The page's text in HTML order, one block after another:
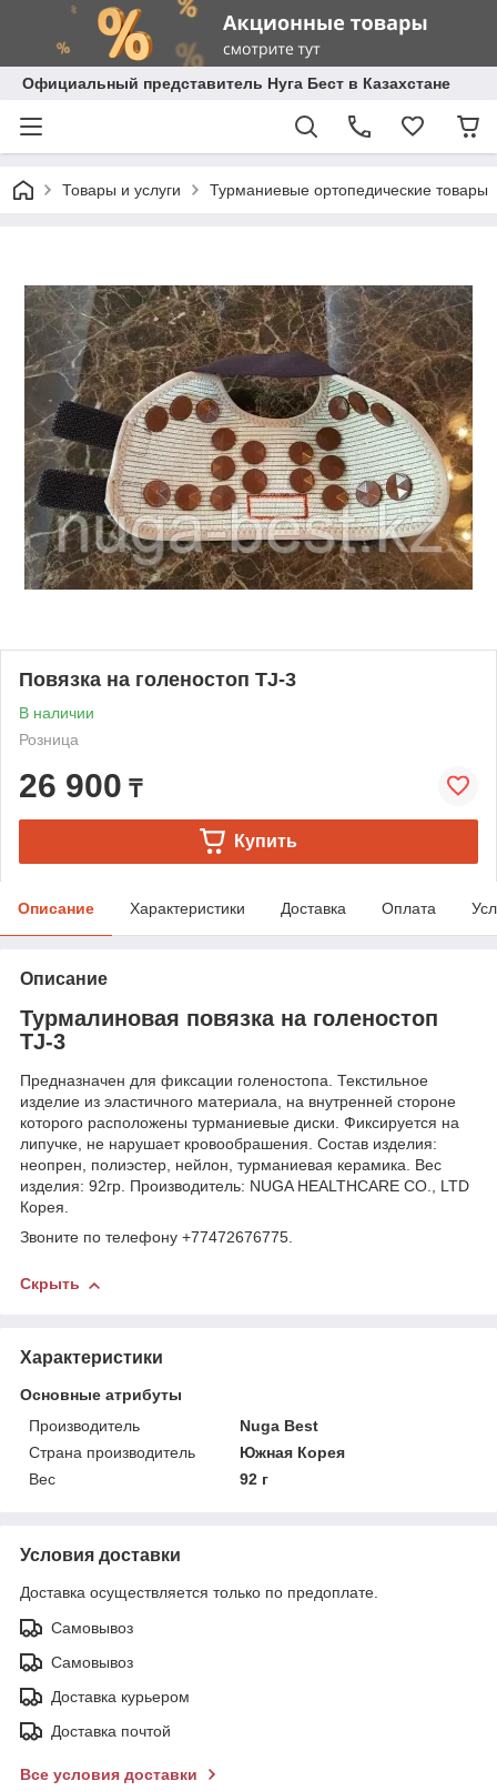
Официальный представитель Нуга Бест в Казахстане
Товары и услуги Турманиевые ортопедические товары
Повязка на голеностоп TJ-3
В наличии
Розница
26 900 ₸
Купить
Описание Характеристики Доставка Оплата
Описание
Турмалиновая повязка на голеностоп
TJ-3
Предназначен для фиксации голеностопа. Текстильное
изделие из эластичного материала, на внутренней стороне
которого расположены турманиевые диски. Фиксируется на
липучке, не нарушает кровообрашения. Состав изделия:
неопрен, полиэстер, нейлон, турманиевая керамика. Вес
изделия: 92гр. Производитель: NUGA HEALTHCARE CO., LTD
Корея.
Звоните по телефону +77472676775.
Скрыть
Характеристики
Основные атрибуты
Производитель
Nuga Best
Страна производитель
Южная Корея
Вес
92 г
Условия доставки
Доставка осуществляется только по предоплате.
Самовывоз
Самовывоз
Доставка курьером
Доставка почтой
Все условия доставки